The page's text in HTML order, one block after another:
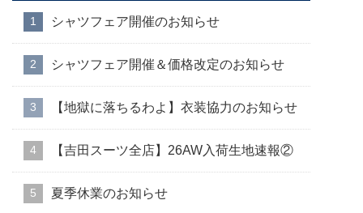
シャツフェア開催のお知らせ
シャツフェア開催＆価格改定のお知らせ
【地獄に落ちるわよ】衣装協力のお知らせ
【吉田スーツ全店】26AW入荷生地速報②
夏季休業のお知らせ